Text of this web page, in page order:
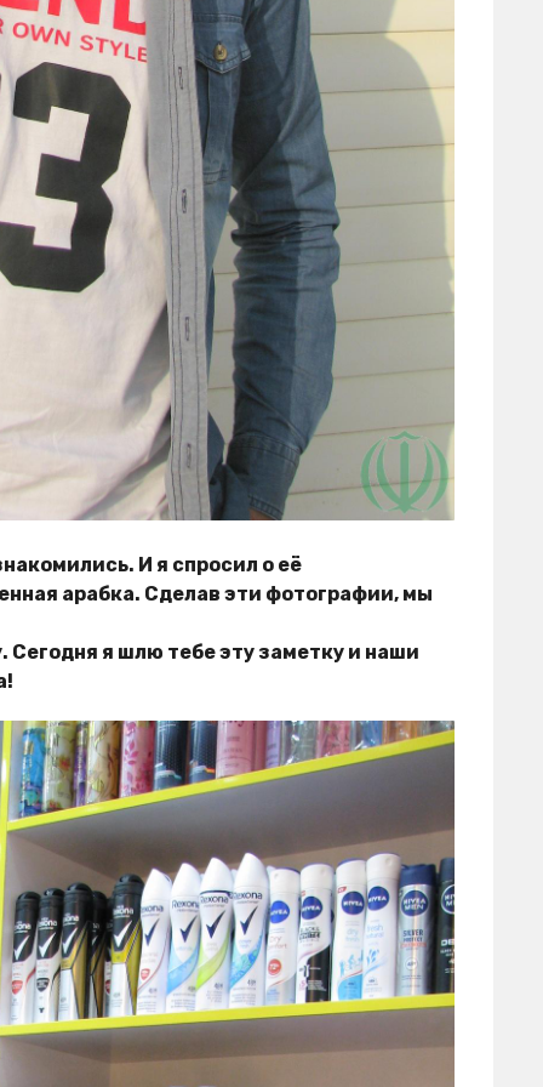
И я спросил о её
арабка. Сделав эти фотографии, мы
я шлю тебе эту заметку и наши